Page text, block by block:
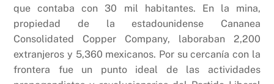
que contaba con 30 mil habitantes. En la mina,
propiedad de la estadounidense Cananea
Consolidated Copper Company, laboraban 2,200
extranjeros y 5,360 mexicanos. Por su cercanía con la
frontera fue un punto ideal de las actividades